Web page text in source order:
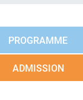
PROGRAMME
ADMISSION